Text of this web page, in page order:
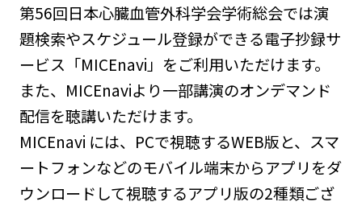
第56回日本心臓血管外科学会学術総会では演
題検索やスケジュール登録ができる電子抄録サ
ービス「MICEnavi」をご利用いただけます。
また、MICEnaviより一部講演のオンデマンド
配信を聴講いただけます。
MICEnavi には、PCで視聴するWEB版と、スマ
ートフォンなどのモバイル端末からアプリをダ
ウンロードして視聴するアプリ版の2種類ござ